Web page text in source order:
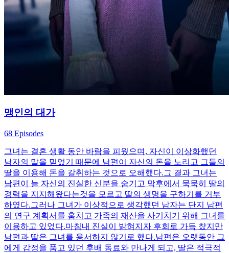
맹인의 대가
68 Episodes
그녀는 결혼 생활 동안 바람을 피웠으며, 자신이 이상화했던
남자의 말을 믿었기 때문에 남편이 자신의 돈을 노리고 그들의
딸을 이용해 돈을 갈취하는 것으로 오해했다.그 결과 그녀는
남편이 늘 자신의 진실한 신분을 숨기고 막후에서 묵묵히 딸의
경력을 지지해왔다는것을 모르고 딸의 생명을 구하기를 거부
하였다.그러나 그녀가 이상적으로 생각했던 남자는 단지 남편
의 연구 계획서를 훔치고 가족의 재산을 사기치기 위해 그녀를
이용하고 있었다.마침내 진실이 밝혀지자 후회로 가득 찼지만
남편과 딸은 그녀를 용서하지 않기로 했다.남편은 오랫동안 그
에게 감정을 품고 있던 후배 동료와 만나게 되고, 딸은 적극적